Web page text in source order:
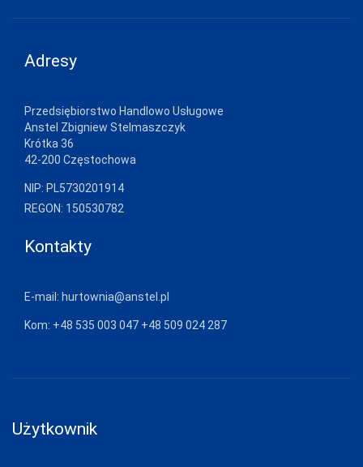
Adresy
Przedsiębiorstwo Handlowo Usługowe
Anstel Zbigniew Stelmaszczyk
Krótka 36
42-200 Częstochowa
NIP: PL5730201914
REGON: 150530782
Kontakty
E-mail: hurtownia@anstel.pl
Kom: +48 535 003 047 +48 509 024 287
Użytkownik